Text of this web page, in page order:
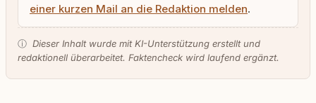
einer kurzen Mail an die Redaktion melden.
ⓘ Dieser Inhalt wurde mit KI-Unterstützung erstellt und
redaktionell überarbeitet. Faktencheck wird laufend ergänzt.